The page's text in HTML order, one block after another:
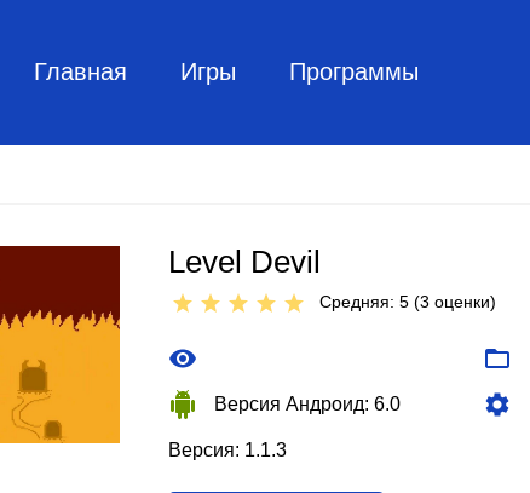
Главная Игры Программы
Level Devil
Средняя: 5 (3 оценки)
Версия Андроид: 6.0
Версия: 1.1.3